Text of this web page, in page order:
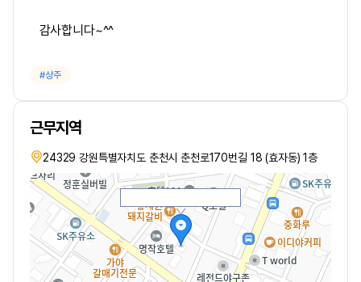
감사합니다~^^
상주
근무지역
24329 강원특별자치도 춘천시 춘천로170번길 18 (효자동) 1층